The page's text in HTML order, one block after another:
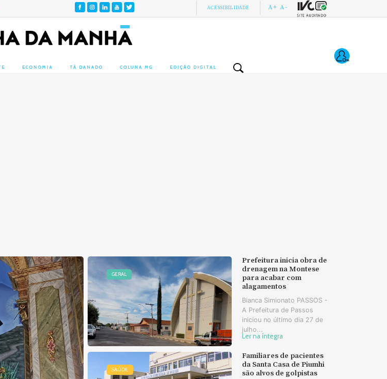
ACESSIBILIDADE A+ A-
ECONOMIA TÁ DANADO COLUNA MG EDIÇÃO DIGITAL
GERAL
Prefeitura inicia obra de
drenagem na Montese
para acabar com
alagamentos
Bianca Simionato PASSOS -
A Prefeitura de Passos
iniciou no último dia 27 de
julho...
Ler na íntegra
SAÚDE
Familiares de pacientes
da Santa Casa de Piumhi
são alvos de golpistas